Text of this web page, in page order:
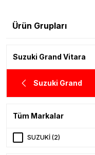
Ürün Grupları
Suzuki Grand Vitara
Suzuki Grand
Tüm Markalar
SUZUKİ (2)